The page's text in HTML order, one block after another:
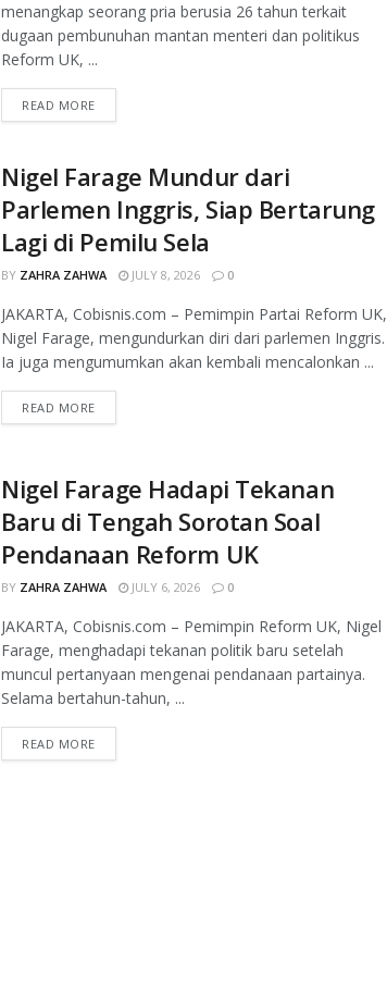
menangkap seorang pria berusia 26 tahun terkait
dugaan pembunuhan mantan menteri dan politikus
Reform UK, ...
READ MORE
Nigel Farage Mundur dari
Parlemen Inggris, Siap Bertarung
Lagi di Pemilu Sela
BY ZAHRA ZAHWA JULY 8, 2026 0
JAKARTA, Cobisnis.com – Pemimpin Partai Reform UK,
Nigel Farage, mengundurkan diri dari parlemen Inggris.
Ia juga mengumumkan akan kembali mencalonkan ...
READ MORE
Nigel Farage Hadapi Tekanan
Baru di Tengah Sorotan Soal
Pendanaan Reform UK
BY ZAHRA ZAHWA JULY 6, 2026 0
JAKARTA, Cobisnis.com – Pemimpin Reform UK, Nigel
Farage, menghadapi tekanan politik baru setelah
muncul pertanyaan mengenai pendanaan partainya.
Selama bertahun-tahun, ...
READ MORE